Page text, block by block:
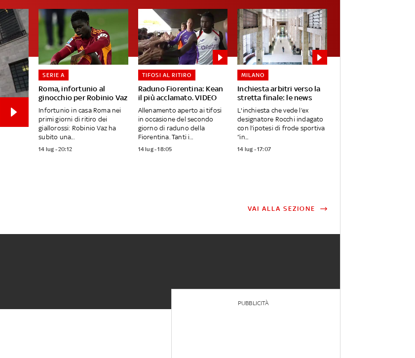
Roma, infortunio al
ginocchio per Robinio Vaz
SERIE A
Infortunio in casa Roma nei
primi giorni di ritiro dei
giallorossi: Robinio Vaz ha
subito una...
14 lug - 20:12
Raduno Fiorentina: Kean
il più acclamato. VIDEO
TIFOSI AL RITIRO
Allenamento aperto ai tifosi
in occasione del secondo
giorno di raduno della
Fiorentina. Tanti i...
14 lug - 18:05
Inchiesta arbitri verso la
stretta finale: le news
MILANO
L'inchiesta che vede l’ex
designatore Rocchi indagato
con l’ipotesi di frode sportiva
“in...
14 lug - 17:07
VAI ALLA SEZIONE
PUBBLICITÀ